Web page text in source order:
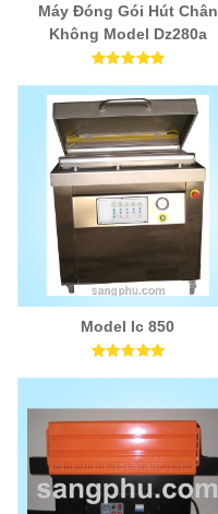
Máy Đóng Gói Hút Chân
Không Model Dz280a
Model Ic 850